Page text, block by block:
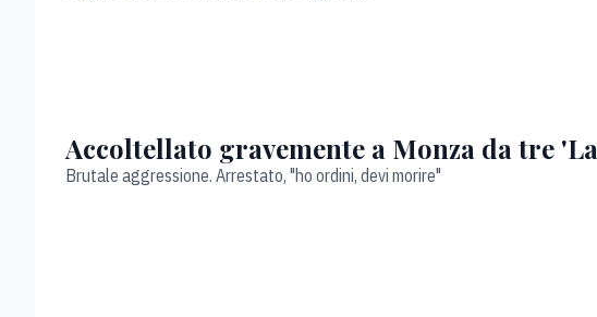
Accoltellato gravemente a Monza da tre
Brutale aggressione. Arrestato, "ho ordini, devi morire"